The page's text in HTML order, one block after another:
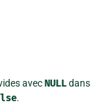
avecNULLdans
.